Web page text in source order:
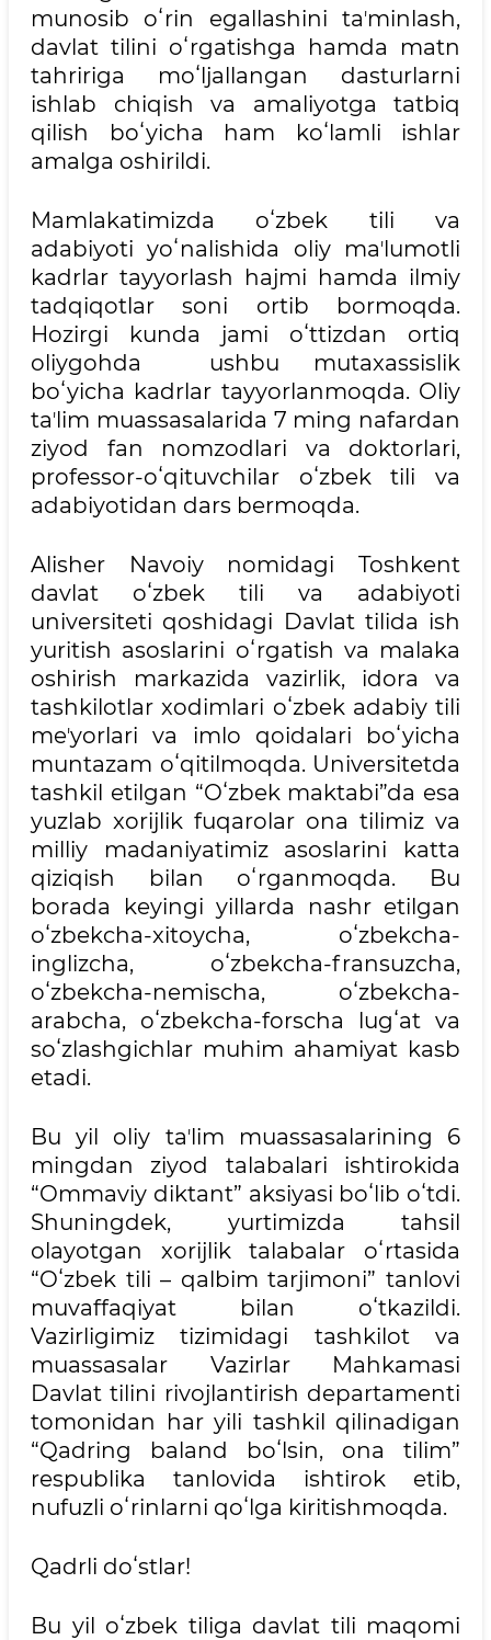
munosib oʻrin egallashini taʼminlash,
davlat tilini oʻrgatishga hamda matn
tahririga moʻljallangan dasturlarni
ishlab chiqish va amaliyotga tatbiq
qilish boʻyicha ham koʻlamli ishlar
amalga oshirildi.
Mamlakatimizda oʻzbek tili va
adabiyoti yoʻnalishida oliy maʼlumotli
kadrlar tayyorlash hajmi hamda ilmiy
tadqiqotlar soni ortib bormoqda.
Hozirgi kunda jami oʻttizdan ortiq
oliygohda ushbu mutaxassislik
boʻyicha kadrlar tayyorlanmoqda. Oliy
taʼlim muassasalarida 7 ming nafardan
ziyod fan nomzodlari va doktorlari,
professor-oʻqituvchilar oʻzbek tili va
adabiyotidan dars bermoqda.
Alisher Navoiy nomidagi Toshkent
davlat oʻzbek tili va adabiyoti
universiteti qoshidagi Davlat tilida ish
yuritish asoslarini oʻrgatish va malaka
oshirish markazida vazirlik, idora va
tashkilotlar xodimlari oʻzbek adabiy tili
meʼyorlari va imlo qoidalari boʻyicha
muntazam oʻqitilmoqda. Universitetda
tashkil etilgan “Oʻzbek maktabi”da esa
yuzlab xorijlik fuqarolar ona tilimiz va
milliy madaniyatimiz asoslarini katta
qiziqish bilan oʻrganmoqda. Bu
borada keyingi yillarda nashr etilgan
oʻzbekcha-xitoycha, oʻzbekcha-
inglizcha, oʻzbekcha-fransuzcha,
oʻzbekcha-nemischa, oʻzbekcha-
arabcha, oʻzbekcha-forscha lugʻat va
soʻzlashgichlar muhim ahamiyat kasb
etadi.
Bu yil oliy taʼlim muassasalarining 6
mingdan ziyod talabalari ishtirokida
“Ommaviy diktant” aksiyasi boʻlib oʻtdi.
Shuningdek, yurtimizda tahsil
olayotgan xorijlik talabalar oʻrtasida
“Oʻzbek tili – qalbim tarjimoni” tanlovi
muvaffaqiyat bilan oʻtkazildi.
Vazirligimiz tizimidagi tashkilot va
muassasalar Vazirlar Mahkamasi
Davlat tilini rivojlantirish departamenti
tomonidan har yili tashkil qilinadigan
“Qadring baland boʻlsin, ona tilim”
respublika tanlovida ishtirok etib,
nufuzli oʻrinlarni qoʻlga kiritishmoqda.
Qadrli doʻstlar!
Bu yil oʻzbek tiliga davlat tili maqomi